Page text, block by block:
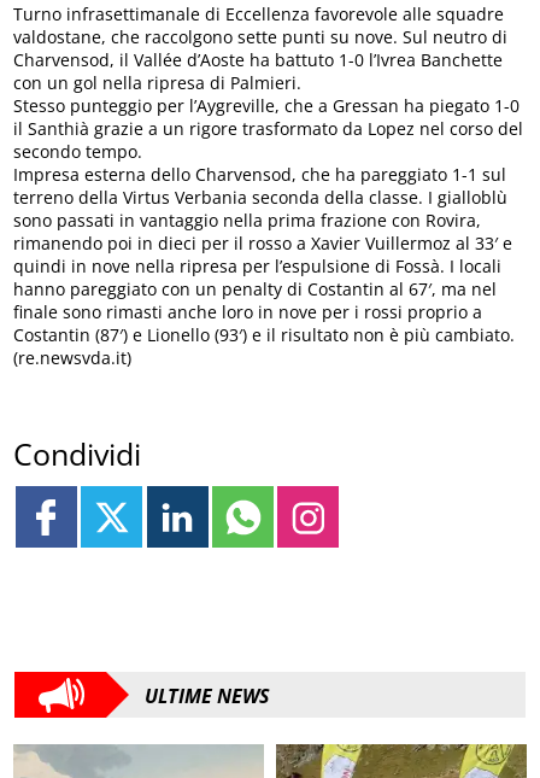
Turno infrasettimanale di Eccellenza favorevole alle squadre
valdostane, che raccolgono sette punti su nove. Sul neutro di
Charvensod, il Vallée d’Aoste ha battuto 1-0 l’Ivrea Banchette
con un gol nella ripresa di Palmieri.
Stesso punteggio per l’Aygreville, che a Gressan ha piegato 1-0
il Santhià grazie a un rigore trasformato da Lopez nel corso del
secondo tempo.
Impresa esterna dello Charvensod, che ha pareggiato 1-1 sul
terreno della Virtus Verbania seconda della classe. I gialloblù
sono passati in vantaggio nella prima frazione con Rovira,
rimanendo poi in dieci per il rosso a Xavier Vuillermoz al 33′ e
quindi in nove nella ripresa per l’espulsione di Fossà. I locali
hanno pareggiato con un penalty di Costantin al 67′, ma nel
finale sono rimasti anche loro in nove per i rossi proprio a
Costantin (87′) e Lionello (93′) e il risultato non è più cambiato.
(re.newsvda.it)
Condividi
ULTIME NEWS